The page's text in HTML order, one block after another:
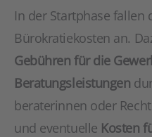
In der Startphase fallen
Bürokratiekosten an.
Gebühren für die
Beratungsleistungen
beraterinnen oder
und eventuelle Kosten